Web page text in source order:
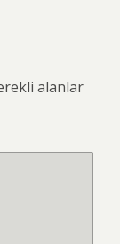
alanlar